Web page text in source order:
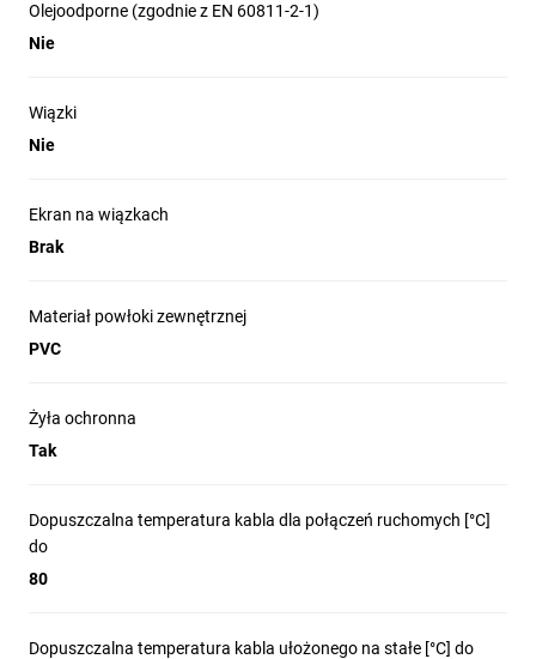
Olejoodporne (zgodnie z EN 60811-2-1)
Nie
Wiązki
Nie
Ekran na wiązkach
Brak
Materiał powłoki zewnętrznej
PVC
Żyła ochronna
Tak
Dopuszczalna temperatura kabla dla połączeń ruchomych [°C]
do
80
Dopuszczalna temperatura kabla ułożonego na stałe [°C] do